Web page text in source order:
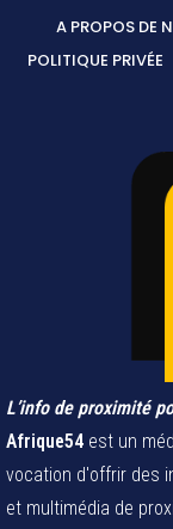
A PROPOS DE
POLITIQUE PRIVÉE
L’info de proximité
Afrique54 est un
vocation d'offrir des
et multimédia de